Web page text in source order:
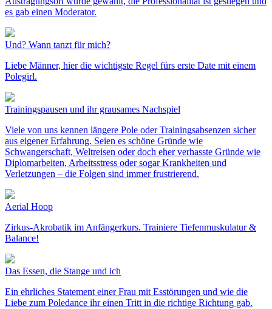
es gab einen Moderator.
Und? Wann tanzt für mich?
Liebe Männer, hier die wichtigste Regel fürs erste Date mit einem
Polegirl.
Trainingspausen und ihr grausames Nachspiel
Viele von uns kennen längere Pole oder Trainingsabsenzen sicher
aus eigener Erfahrung. Seien es schöne Gründe wie
Schwangerschaft, Weltreisen oder doch eher verhasste Gründe wie
Diplomarbeiten, Arbeitsstress oder sogar Krankheiten und
Verletzungen – die Folgen sind immer frustrierend.
Aerial Hoop
Zirkus-Akrobatik im Anfängerkurs. Trainiere Tiefenmuskulatur &
Balance!
Das Essen, die Stange und ich
Ein ehrliches Statement einer Frau mit Esstörungen und wie die
Liebe zum Poledance ihr einen Tritt in die richtige Richtung gab.